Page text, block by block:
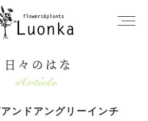
日々のはな
ンドアングリーインチ